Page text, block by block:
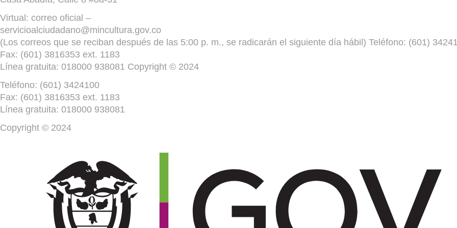
Virtual: correo oficial –
servicioalciudadano@mincultura.gov.co
(Los correos que se reciban después de las 5:00 p. m., se radicarán el siguiente día hábil) Teléfono: (601)
Fax: (601) 3816353 ext. 1183
Línea gratuita: 018000 938081 Copyright © 2024
Teléfono: (601) 3424100
Fax: (601) 3816353 ext. 1183
Línea gratuita: 018000 938081
Copyright © 2024